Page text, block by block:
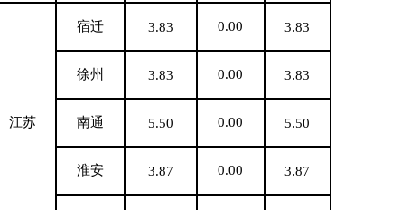
江苏
宿迁 3.83 0.00 3.83
徐州 3.83 0.00 3.83
南通 5.50 0.00 5.50
淮安 3.87 0.00 3.87